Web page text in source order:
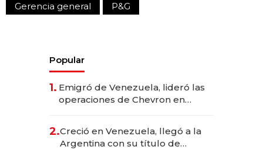
Gerencia general P&G
Popular
1. Emigró de Venezuela, lideró las
operaciones de Chevron en
2.Creció en Venezuela, llegó a la
Argentina con su título de